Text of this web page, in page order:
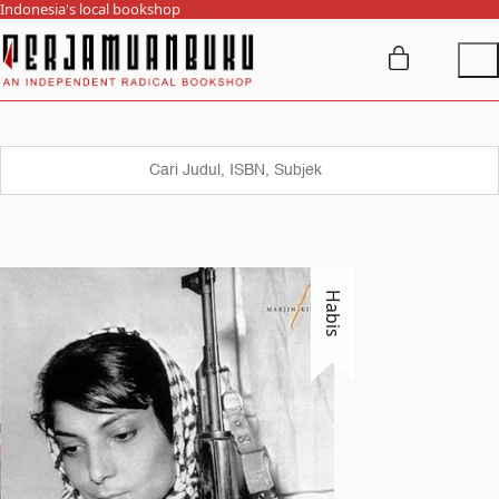
Indonesia's local bookshop
Habis